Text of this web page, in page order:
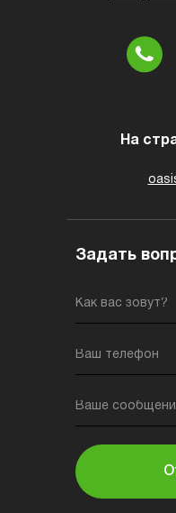
Как вас зовут?
Ваш телефон
Ваше
На
Задать